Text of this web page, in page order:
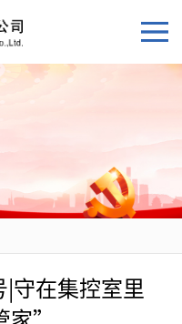
守在集控室里